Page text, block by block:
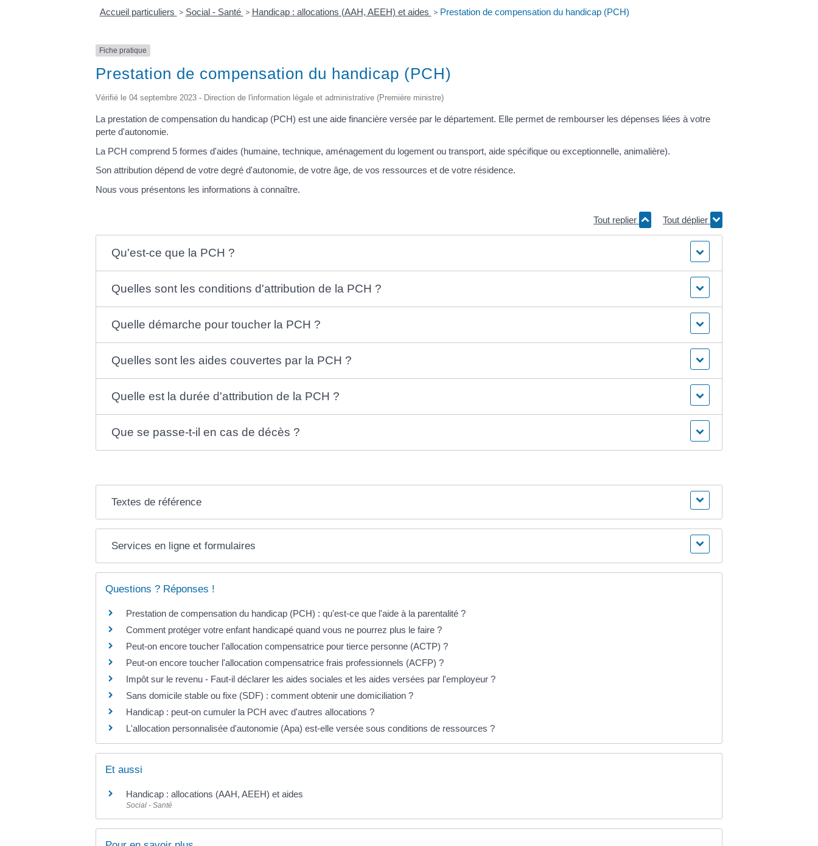
Accueil particuliers > Social - Santé > Handicap : allocations (AAH, AEEH) et aides > Prestation de compensation du handicap (PCH)
Fiche pratique
Prestation de compensation du handicap (PCH)
Vérifié le 04 septembre 2023 - Direction de l'information légale et administrative (Première ministre)
La prestation de compensation du handicap (PCH) est une aide financière versée par le département. Elle permet de rembourser les dépenses liées à votre
perte d'autonomie.
La PCH comprend 5 formes d'aides (humaine, technique, aménagement du logement ou transport, aide spécifique ou exceptionnelle, animalière).
Son attribution dépend de votre degré d'autonomie, de votre âge, de vos ressources et de votre résidence.
Nous vous présentons les informations à connaître.
Tout replier Tout déplier
Qu'est-ce que la PCH ?
Quelles sont les conditions d'attribution de la PCH ?
Quelle démarche pour toucher la PCH ?
Quelles sont les aides couvertes par la PCH ?
Quelle est la durée d'attribution de la PCH ?
Que se passe-t-il en cas de décès ?
Textes de référence
Services en ligne et formulaires
Questions ? Réponses !
Prestation de compensation du handicap (PCH) : qu'est-ce que l'aide à la parentalité ?
Comment protéger votre enfant handicapé quand vous ne pourrez plus le faire ?
Peut-on encore toucher l'allocation compensatrice pour tierce personne (ACTP) ?
Peut-on encore toucher l'allocation compensatrice frais professionnels (ACFP) ?
Impôt sur le revenu - Faut-il déclarer les aides sociales et les aides versées par l'employeur ?
Sans domicile stable ou fixe (SDF) : comment obtenir une domiciliation ?
Handicap : peut-on cumuler la PCH avec d'autres allocations ?
L'allocation personnalisée d'autonomie (Apa) est-elle versée sous conditions de ressources ?
Et aussi
Handicap : allocations (AAH, AEEH) et aides
Social - Santé